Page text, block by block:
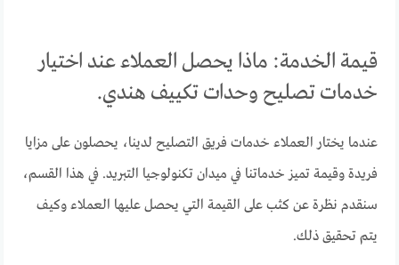
قيمة الخدمة: ماذا يحصل العملاء عند اختيار
خدمات تصليح وحدات تكييف هندي.
عندما يختار العملاء خدمات فريق التصليح لدينا، يحصلون على مزايا
فريدة وقيمة تميز خدماتنا في ميدان تكنولوجيا التبريد. في هذا القسم،
سنقدم نظرة عن كثب على القيمة التي يحصل عليها العملاء وكيف
يتم تحقيق ذلك.